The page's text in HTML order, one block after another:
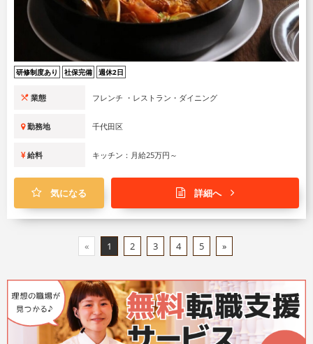
研修制度あり 社保完備 週休2日
業態 フレンチ ・レストラン・ダイニング
勤務地 千代田区
給料 キッチン：月給25万円～
気になる 詳細へ
« 1 2 3 4 5 »